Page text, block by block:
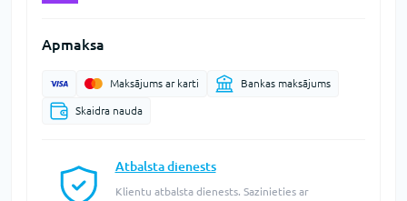
Apmaksa
Maksājums ar karti Bankas maksājums
Skaidra nauda
Atbalsta dienests
Klientu atbalsta dienests. Sazinieties ar